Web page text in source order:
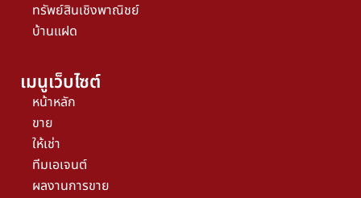
ทรัพย์สินเชิงพาณิชย์
บ้านแฝด
เมนูเว็บไซต์
หน้าหลัก
ขาย
ให้เช่า
ทีมเอเจนต์
ผลงานการขาย